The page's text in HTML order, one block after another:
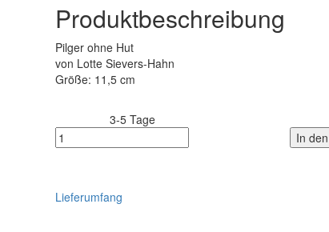
Produktbeschreibung
Pilger ohne Hut
von Lotte Sievers-Hahn
Größe: 11,5 cm
3-5 Tage
Lieferumfang